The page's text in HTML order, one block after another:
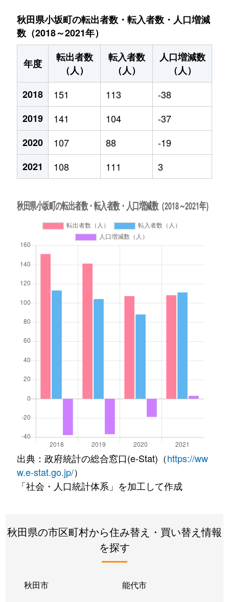
秋田県小坂町の転出者数・転入者数・人口増減
数（2018～2021年）
年度
転出者数
（人）
転入者数
（人）
人口増減数
（人）
2018
151 113
-38
2019
141 104
-37
2020
107 88
-19
2021
108 111 3
出典：政府統計の総合窓口(e-Stat)（https://ww
w.e-stat.go.jp/）
「社会・人口統計体系」を加工して作成
秋田県の市区町村から住み替え・買い替え情報
を探す
秋田市 能代市